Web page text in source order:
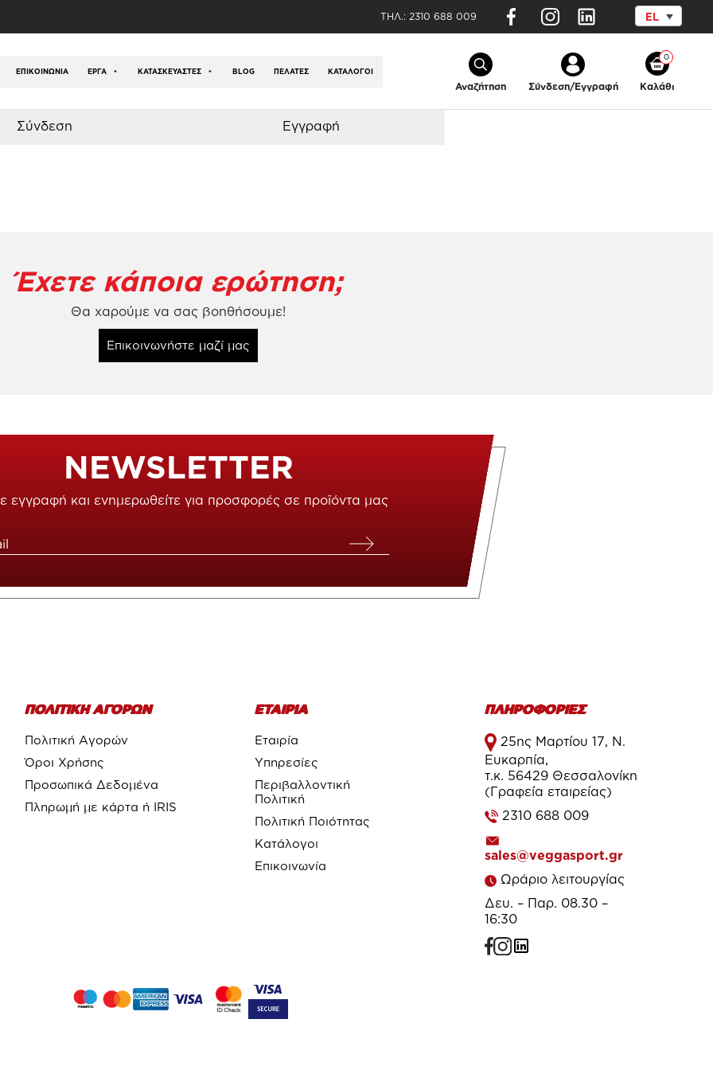
ΤΗΛ.: 2310 688 009 EL
ΕΠΙΚΟΙΝΩΝΊΑ ΕΡΓΑ ΚΑΤΑΣΚΕΥΑΣΤΕΣ BLOG ΠΕΛΑΤΕΣ ΚΑΤΆΛΟΓΟΙ
Αναζήτηση Σύνδεση/Εγγραφή
0
Καλάθι
Σύνδεση Εγγραφή
Έχετε κάποια ερώτηση;
Θα χαρούμε να σας βοηθήσουμε!
Επικοινωνήστε μαζί μας
NEWSLETTER
εγγραφή και ενημερωθείτε για προσφορές σε προϊόντα μας
ΠΟΛΙΤΙΚΗ ΑΓΟΡΩΝ
Πολιτική Αγορών
Όροι Χρήσης
Προσωπικά Δεδομένα
Πληρωμή με κάρτα ή IRIS
ΕΤΑΙΡΙΑ
Εταιρία
Υπηρεσίες
Περιβαλλοντική
Πολιτική
Πολιτική Ποιότητας
Κατάλογοι
Επικοινωνία
ΠΛΗΡΟΦΟΡΙΕΣ
25ης Μαρτίου 17, Ν.
Ευκαρπία,
τ.κ. 56429 Θεσσαλονίκη
(Γραφεία εταιρείας)
2310 688 009
sales@veggasport.gr
Ωράριο λειτουργίας
Δευ. – Παρ. 08.30 –
16:30